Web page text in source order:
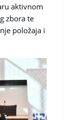
aktivnom
zbora te
položaja i